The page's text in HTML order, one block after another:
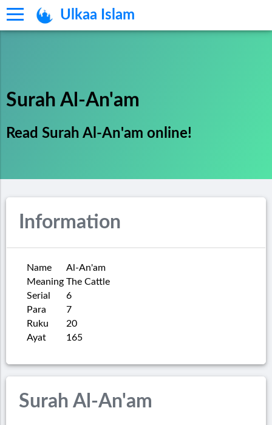
Ulkaa Islam
Surah Al-An'am
Read Surah Al-An'am online!
Information
Name
Al-An'am
Meaning The Cattle
Serial
6
Para
7
Ruku
20
Ayat
165
Surah Al-An'am